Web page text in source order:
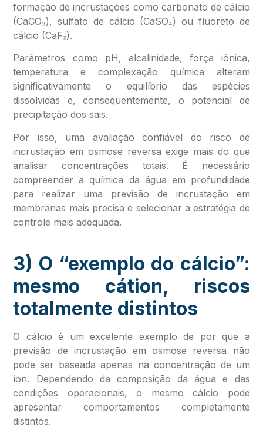
formação de incrustações como carbonato de cálcio
(CaCO₃), sulfato de cálcio (CaSO₄) ou fluoreto de
cálcio (CaF₂).
Parâmetros como pH, alcalinidade, força iônica,
temperatura e complexação química alteram
significativamente o equilíbrio das espécies
dissolvidas e, consequentemente, o potencial de
precipitação dos sais.
Por isso, uma avaliação confiável do risco de
incrustação em osmose reversa exige mais do que
analisar concentrações totais. É necessário
compreender a química da água em profundidade
para realizar uma previsão de incrustação em
membranas mais precisa e selecionar a estratégia de
controle mais adequada.
3) O “exemplo do cálcio”:
mesmo cátion, riscos
totalmente distintos
O cálcio é um excelente exemplo de por que a
previsão de incrustação em osmose reversa não
pode ser baseada apenas na concentração de um
íon. Dependendo da composição da água e das
condições operacionais, o mesmo cálcio pode
apresentar comportamentos completamente
distintos.